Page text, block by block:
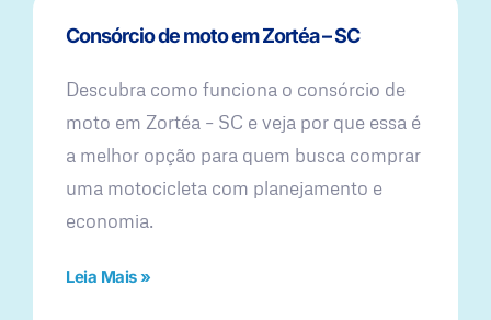
Consórcio de moto em Zortéa – SC
Descubra como funciona o consórcio de
moto em Zortéa – SC e veja por que essa é
a melhor opção para quem busca comprar
uma motocicleta com planejamento e
economia.
Leia Mais »